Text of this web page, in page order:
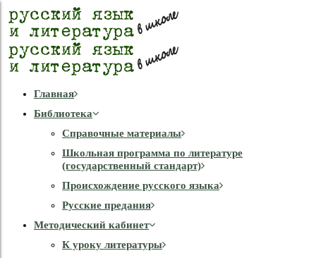
Главная
Библиотека
Справочные материалы
Школьная программа по литературе
(государственный стандарт)
Происхождение русского языка
Русские предания
Методический кабинет
К уроку литературы